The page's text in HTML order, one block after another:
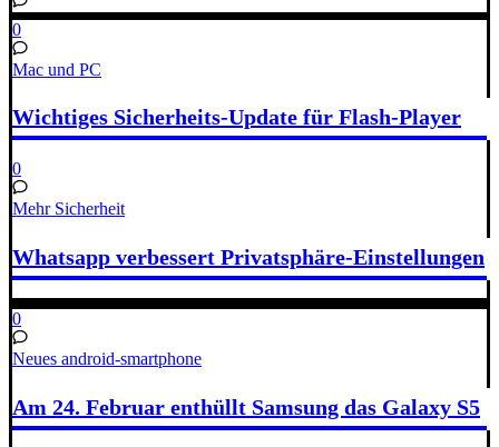
0
Mac und PC
Wichtiges Sicherheits-Update für Flash-Player
0
Mehr Sicherheit
Whatsapp verbessert Privatsphäre-Einstellungen
0
Neues android-smartphone
Am 24. Februar enthüllt Samsung das Galaxy S5